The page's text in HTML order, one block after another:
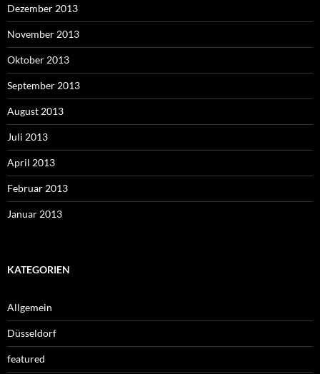
Dezember 2013
November 2013
Oktober 2013
September 2013
August 2013
Juli 2013
April 2013
Februar 2013
Januar 2013
KATEGORIEN
Allgemein
Düsseldorf
featured